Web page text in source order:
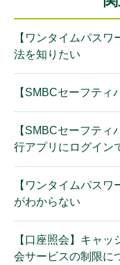
【ワンタイムパス
法を知りたい
【SMBCセーフティ
【SMBCセーフテ
行アプリにログイン
【ワンタイムパス
がわからない
【口座照会】キャ
会サービスの制限に